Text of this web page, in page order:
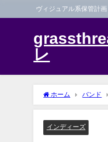
ヴィジュアル系保管計画
レ
ホーム バンド
インディーズ